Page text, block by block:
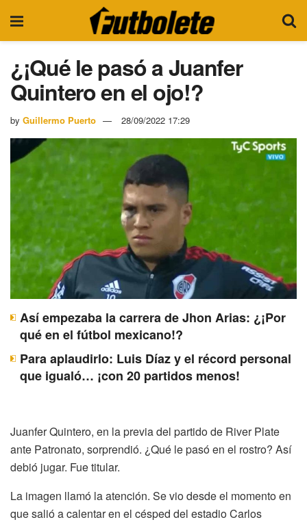
¿¡Qué le pasó a Juanfer
Quintero en el ojo!?
by Guillermo Puerto 28/09/2022 17:29
Así empezaba la carrera de Jhon Arias: ¿¡Por
qué en el fútbol mexicano!?
Para aplaudirlo: Luis Díaz y el récord personal
que igualó… ¡con 20 partidos menos!
Juanfer Quintero, en la previa del partido de River Plate
ante Patronato, sorprendió. ¿Qué le pasó en el rostro? Así
debió jugar. Fue titular.
La imagen llamó la atención. Se vio desde el momento en
que salió a calentar en el césped del estadio Carlos